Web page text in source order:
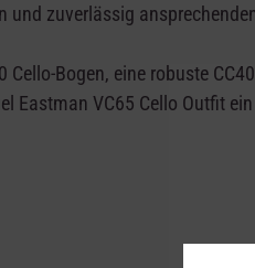
und zuverlässig
Bogen, eine robuste
Eastman VC65 Cello Outfit